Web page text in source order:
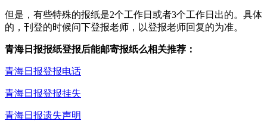
但是，有些特殊的报纸是2个工作日或者3个工作日出的。具体
的，刊登的时候问下登报老师，以登报老师回复的为准。
青海日报报纸登报后能邮寄报纸么相关推荐：
青海日报登报电话
青海日报登报挂失
青海日报遗失声明